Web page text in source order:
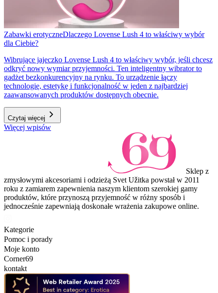
Zabawki erotyczneDlaczego Lovense Lush 4 to właściwy wybór
dla Ciebie?
Wibrujące jajeczko Lovense Lush 4 to właściwy wybór, jeśli chcesz
odkryć nowy wymiar przyjemności. Ten inteligentny wibrator to
gadżet bezkonkurencyjny na rynku. To urządzenie łączy
technologię, estetykę i funkcjonalność w jeden z najbardziej
zaawansowanych produktów dostępnych obecnie.
Czytaj więcej
Więcej wpisów
Sklep z
zmysłowymi akcesoriami i odzieżą Svet Užitka powstał w 2011
roku z zamiarem zapewnienia naszym klientom szerokiej gamy
produktów, które przynoszą przyjemność w różny sposób i
jednocześnie zapewniają doskonałe wrażenia zakupowe online.
Kategorie
Pomoc i porady
Moje konto
Corner69
kontakt